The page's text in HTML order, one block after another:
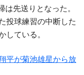
は先送りとなった。
投球練習の中断した
している。
平が菊池雄星から放